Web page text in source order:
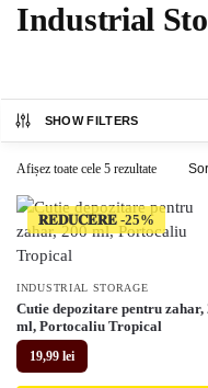
Industrial
SHOW FILTERS
Afișez toate cele 5 rezultate
𝐑𝐄𝐃𝐔𝐂𝐄𝐑𝐄
INDUSTRIAL STORAGE
Cutie depozitare pentru zahar,
ml, Portocaliu Tropical
19,99 lei